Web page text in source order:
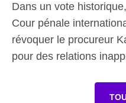
Dans un vote
Cour pénale
révoquer le procureur
pour des relations